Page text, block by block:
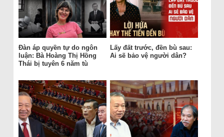
Đàn áp quyền tự do ngôn
luận: Bà Hoàng Thị Hồng
Thái bị tuyên 6 năm tù
Lấy đất trước, đền bù sau:
Ai sẽ bảo vệ người dân?